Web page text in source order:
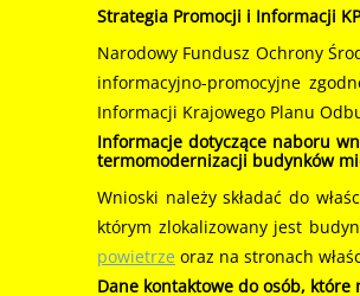
Strategia Promocji i Informacji
Narodowy Fundusz Ochrony
informacyjno-promocyjne
Informacji Krajowego Planu
Informacje dotyczące naboru
termomodernizacji budynków
Wnioski należy składać do
którym zlokalizowany jest
powietrze oraz na stronach
Dane kontaktowe do osób,